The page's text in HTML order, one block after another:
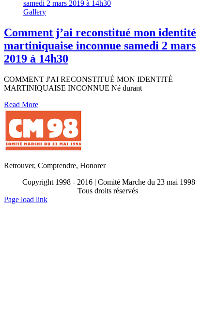
samedi 2 mars 2019 à 14h30
Gallery
Comment j’ai reconstitué mon identité
martiniquaise inconnue samedi 2 mars
2019 à 14h30
COMMENT J'AI RECONSTITUÉ MON IDENTITÉ
MARTINIQUAISE INCONNUE Né durant
Read More
Retrouver, Comprendre, Honorer
Copyright 1998 - 2016 | Comité Marche du 23 mai 1998
Tous droits réservés
Toggle
Page load link